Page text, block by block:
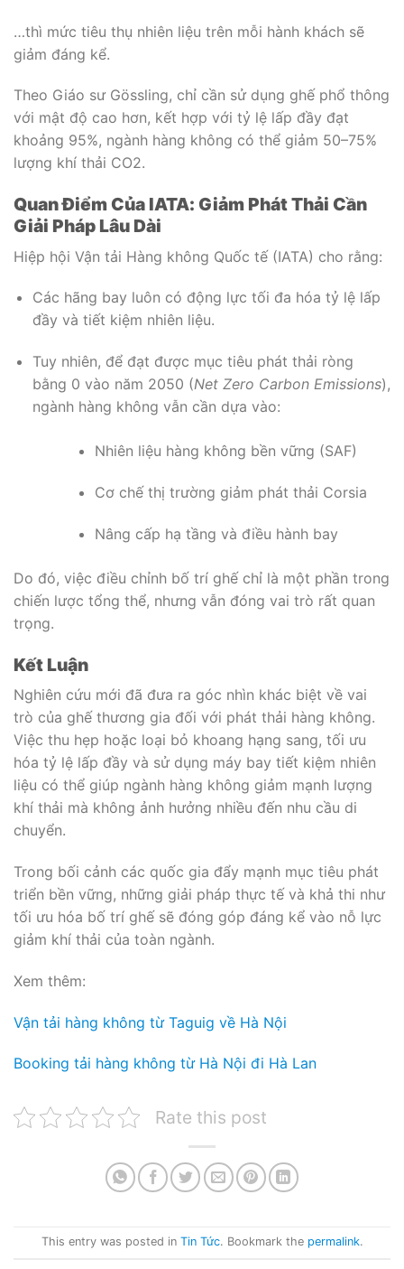
…thì mức tiêu thụ nhiên liệu trên mỗi hành khách sẽ
giảm đáng kể.
Theo Giáo sư Gössling, chỉ cần sử dụng ghế phổ thông
với mật độ cao hơn, kết hợp với tỷ lệ lấp đầy đạt
khoảng 95%, ngành hàng không có thể giảm 50–75%
lượng khí thải CO2.
Quan Điểm Của IATA: Giảm Phát Thải Cần
Giải Pháp Lâu Dài
Hiệp hội Vận tải Hàng không Quốc tế (IATA) cho rằng:
Các hãng bay luôn có động lực tối đa hóa tỷ lệ lấp
đầy và tiết kiệm nhiên liệu.
Tuy nhiên, để đạt được mục tiêu phát thải ròng
bằng 0 vào năm 2050 (Net Zero Carbon Emissions),
ngành hàng không vẫn cần dựa vào:
Nhiên liệu hàng không bền vững (SAF)
Cơ chế thị trường giảm phát thải Corsia
Nâng cấp hạ tầng và điều hành bay
Do đó, việc điều chỉnh bố trí ghế chỉ là một phần trong
chiến lược tổng thể, nhưng vẫn đóng vai trò rất quan
trọng.
Kết Luận
Nghiên cứu mới đã đưa ra góc nhìn khác biệt về vai
trò của ghế thương gia đối với phát thải hàng không.
Việc thu hẹp hoặc loại bỏ khoang hạng sang, tối ưu
hóa tỷ lệ lấp đầy và sử dụng máy bay tiết kiệm nhiên
liệu có thể giúp ngành hàng không giảm mạnh lượng
khí thải mà không ảnh hưởng nhiều đến nhu cầu di
chuyển.
Trong bối cảnh các quốc gia đẩy mạnh mục tiêu phát
triển bền vững, những giải pháp thực tế và khả thi như
tối ưu hóa bố trí ghế sẽ đóng góp đáng kể vào nỗ lực
giảm khí thải của toàn ngành.
Xem thêm:
Vận tải hàng không từ Taguig về Hà Nội
Booking tải hàng không từ Hà Nội đi Hà Lan
Rate this post
This entry was posted in Tin Tức. Bookmark the permalink.